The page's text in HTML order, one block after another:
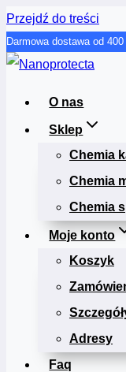
Przejdź do treści
Darmowa dostawa od
O nas
Sklep
Chemia
Chemia
Chemia
Moje konto
Koszyk
Adresy
Faq